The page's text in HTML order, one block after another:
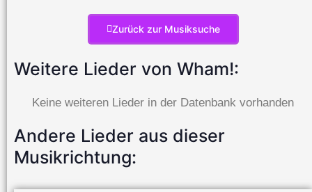
Zurück zur Musiksuche
Weitere Lieder von Wham!:
Keine weiteren Lieder in der Datenbank vorhanden
Andere Lieder aus dieser
Musikrichtung: